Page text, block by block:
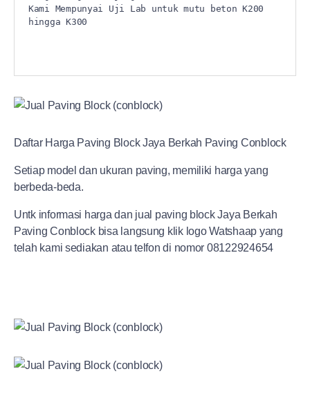
Kami Mempunyai Uji Lab untuk mutu beton K200
hingga K300
Daftar Harga Paving Block Jaya Berkah Paving Conblock
Setiap model dan ukuran paving, memiliki harga yang
berbeda-beda.
Untk informasi harga dan jual paving block Jaya Berkah
Paving Conblock bisa langsung klik logo Watshaap yang
telah kami sediakan atau telfon di nomor 08122924654